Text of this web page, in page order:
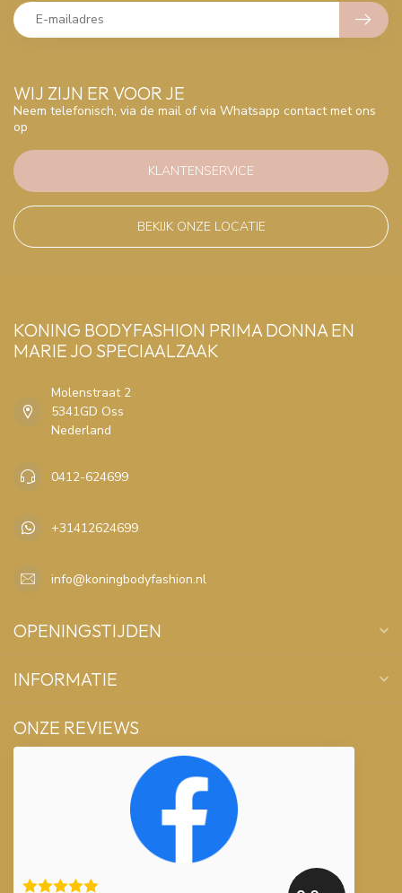
WIJ ZIJN ER VOOR JE
Neem telefonisch, via de mail of via Whatsapp contact met ons
op
KLANTENSERVICE
BEKIJK ONZE LOCATIE
KONING BODYFASHION PRIMA DONNA EN
MARIE JO SPECIAALZAAK
Molenstraat 2
5341GD Oss
Nederland
0412-624699
+31412624699
info@koningbodyfashion.nl
OPENINGSTIJDEN
INFORMATIE
ONZE REVIEWS